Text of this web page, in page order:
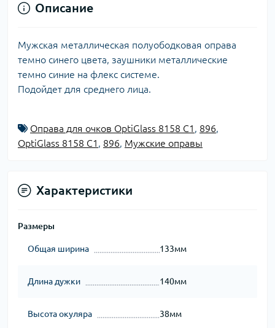
Описание
Мужская металлическая полуободковая оправа
темно синего цвета, заушники металлические
темно синие на флекс системе.
Подойдет для среднего лица.
Оправа для очков OptiGlass 8158 C1 , 896,
OptiGlass 8158 C1 , 896, Мужские оправы
Характеристики
Размеры
Общая ширина 133мм
Длина дужки 140мм
Высота окуляра 38мм